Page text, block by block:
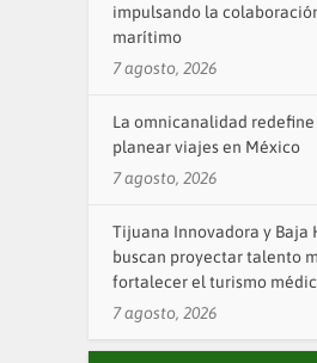
impulsando la
marítimo
7 agosto, 2026
La omnicanalidad
planear viajes en México
7 agosto, 2026
Tijuana Innovadora y Baja
buscan proyectar talento
fortalecer el turismo
7 agosto, 2026